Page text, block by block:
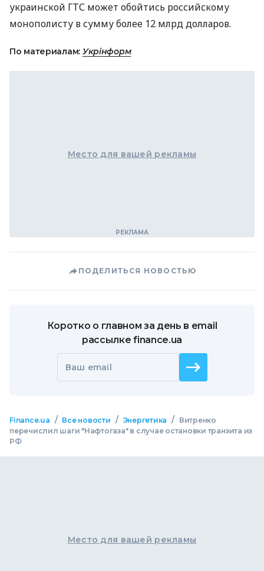
украинской ГТС может обойтись российскому
монополисту в сумму более 12 млрд долларов.
По материалам: Укрінформ
Место для вашей рекламы
ПОДЕЛИТЬСЯ НОВОСТЬЮ
Коротко о главном за день в email
рассылке finance.ua
Ваш email
Finance.ua / Все новости / Энергетика /
Витренко
перечислил шаги "Нафтогаза" в случае остановки транзита из
РФ
Место для вашей рекламы